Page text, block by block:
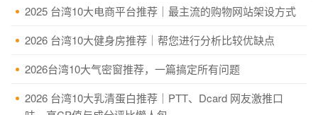
2025 台湾10大电商平台推荐｜最主流的购物网站架设方式
2026 台湾10大健身房推荐｜帮您进行分析比较优缺点
2026台湾10大气密窗推荐，一篇搞定所有问题
2026 台湾10大乳清蛋白推荐｜PTT、Dcard 网友激推口